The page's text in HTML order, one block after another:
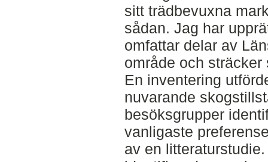
sitt trädbevuxna
sådan. Jag har
omfattar delar av
område och
En inventering
nuvarande
besöksgrupper
vanligaste
av en